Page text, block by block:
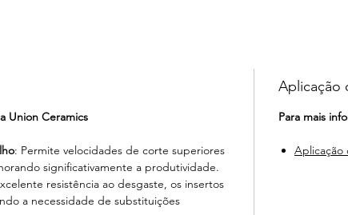
Union Ceramics
: Permite velocidades de corte superiores
significativamente a produtividade.
resistência ao desgaste, os insertos
a necessidade de substituições
Aplicação
Para mais
Aplicação